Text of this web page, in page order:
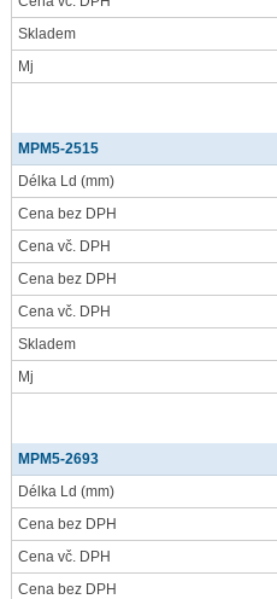
Skladem
Mj
MPM5-2515
Délka Ld (mm)
Cena bez DPH
Cena vč. DPH
Cena bez DPH
Cena vč. DPH
Skladem
Mj
MPM5-2693
Délka Ld (mm)
Cena bez DPH
Cena vč. DPH
Cena bez DPH